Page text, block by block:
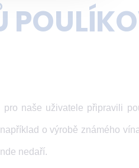
naše uživatele připravili
o výrobě známého
nedaří.